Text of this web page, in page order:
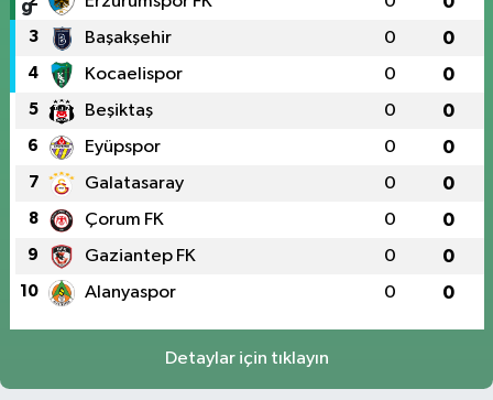
3 Başakşehir 0 0
4 Kocaelispor 0 0
5 Beşiktaş 0 0
6 Eyüpspor 0 0
7 Galatasaray 0 0
8 Çorum FK 0 0
9 Gaziantep FK 0 0
10 Alanyaspor 0 0
Detaylar için tıklayın